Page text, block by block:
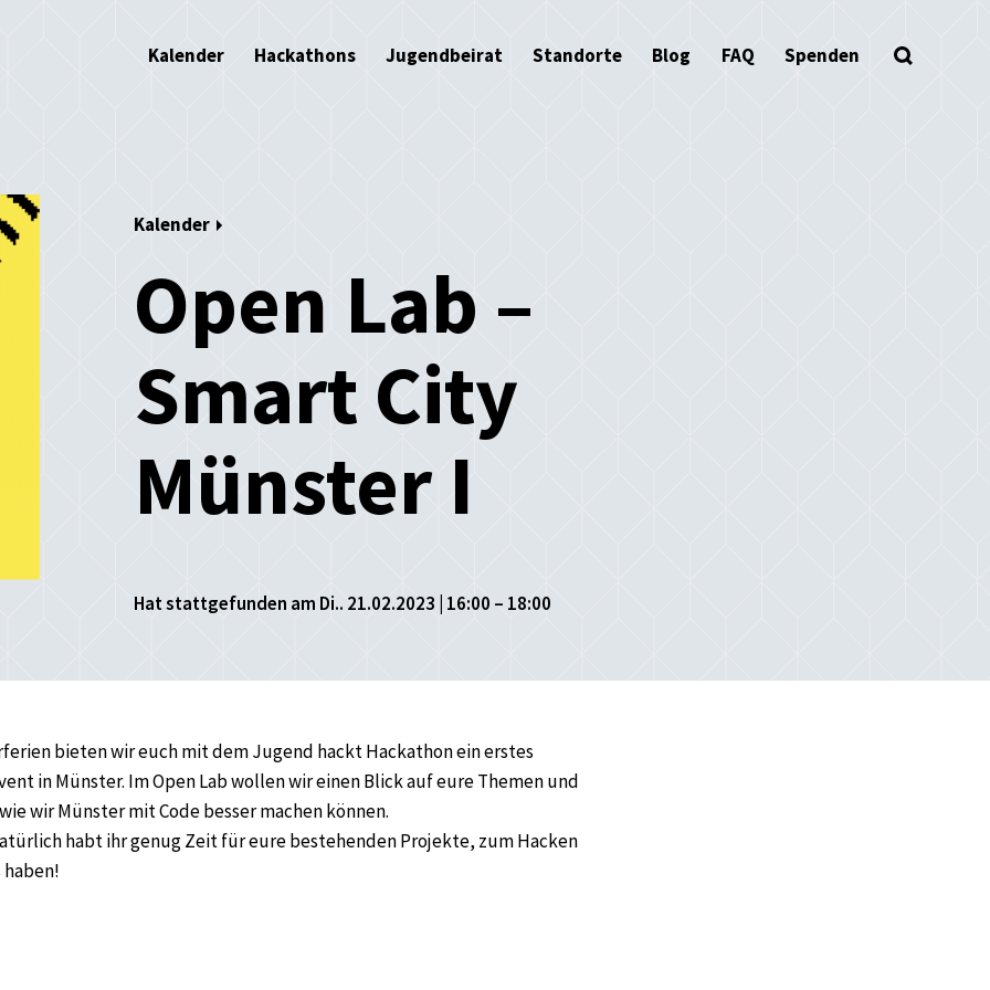
Kalender Hackathons Jugendbeirat Standorte Blog FAQ Spenden
Kalender
Open Lab –
Smart City
Münster I
Hat stattgefunden am Di.. 21.02.2023 | 16:00 – 18:00
bieten wir euch mit dem Jugend hackt Hackathon ein erstes
in Münster. Im Open Lab wollen wir einen Blick auf eure Themen und
wir Münster mit Code besser machen können.
habt ihr genug Zeit für eure bestehenden Projekte, zum Hacken